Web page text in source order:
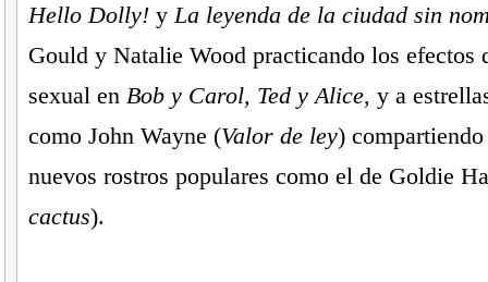
Hello Dolly!yLa leyenda de la ciudad sin
Gould y Natalie Wood practicando los efectos
sexual en Bob y Carol, Ted y Alice, y a
como John Wayne (Valor de ley)
nuevos rostros populares como el de Goldie
cactus).